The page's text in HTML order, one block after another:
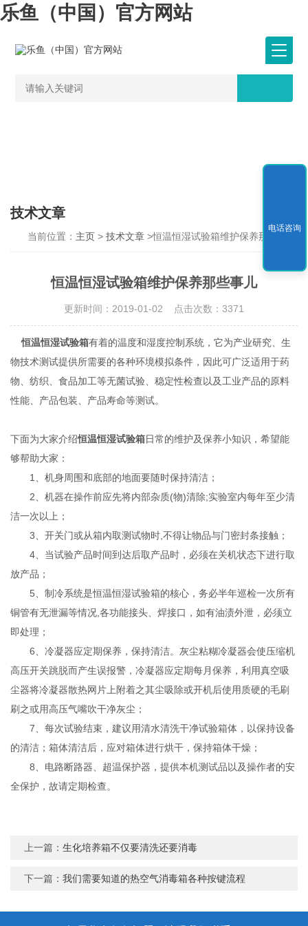
乐鱼（中国）官方网站
技术文章
当前位置： 主页 >技术文章 >恒温恒湿试验箱维护保养那些事儿
恒温恒湿试验箱维护保养那些事儿
更新时间：2019-01-02 点击次数：3371
恒温恒湿试验箱有着的温度和湿度控制系统，它为产业研究、生
物技术测试提供所需要的各种环境模拟条件，因此可广泛适用于药
物、纺织、食品加工等无菌试验、稳定性检查以及工业产品的原料
性能、产品包装、产品寿命等测试。
下面为大家介绍恒温恒湿试验箱日常的维护及保养小知识，希望能
够帮助大家：
1、机身周围和底部的地面要随时保持清洁；
2、机器在操作前应先将内部杂质(物)清除;实验室内每年至少清
洁一次以上；
3、开关门或从箱内取测试物时,不得让物品与门密封条接触；
4、当试验产品时间到达后取产品时，必须在关机状态下进行取
放产品；
5、制冷系统是恒温恒湿试验箱的核心，务必半年巡检一次所有
铜管有无泄漏等情况,各功能接头、焊接口，如有油渍外泄，必须立
即处理；
6、冷凝器应定期保养，保持清洁。灰尘粘糊冷凝器会使压缩机
高压开关跳脱而产生误报警，冷凝器应定期每月保养，利用真空吸
尘器将冷凝器散热网片上附着之其尘吸除或开机后使用质硬的毛刷
刷之或用高压气嘴吹干净灰尘；
7、每次试验结束，建议用清水清洗干净试验箱体，以保持设备
的清洁；箱体清洁后，应对箱体进行烘干，保持箱体干燥；
8、电路断路器、超温保护器，提供本机测试品以及操作者的安
全保护，故请定期检查。
上一篇：生化培养箱不仅要清洗还要消毒
下一篇：我们需要知道的热空气消毒箱各种按键流程
电话咨询